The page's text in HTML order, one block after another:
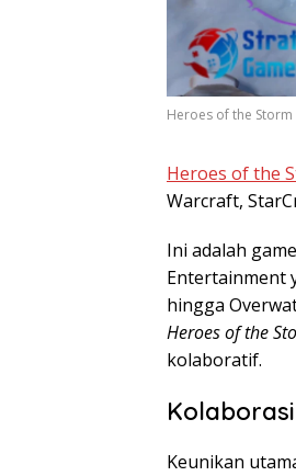
Heroes of the Storm
Heroes of the
Warcraft,
Ini adalah
Entertainment
hingga
Heroes of the
kolaboratif.
Keunikan